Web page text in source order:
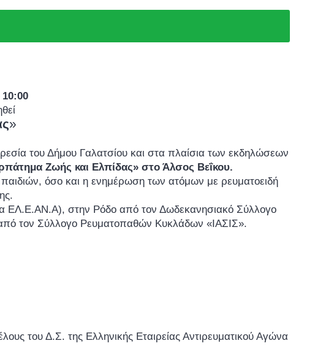
»
του Δήμου Γαλατσίου και στα πλαίσια των εκδηλώσεων
Ζωής και Ελπίδας» στο Άλσος Βεΐκου.
παιδιών, όσο και η ενημέρωση των ατόμων με ρευματοειδή
ΕΛ.Ε.ΑΝ.Α), στην Ρόδο από τον Δωδεκανησιακό Σύλλογο
τον Σύλλογο Ρευματοπαθών Κυκλάδων «ΙΑΣΙΣ».
του Δ.Σ. της Ελληνικής Εταιρείας Αντιρευματικού Αγώνα